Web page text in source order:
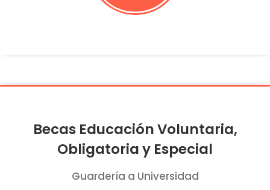
Becas Educación Voluntaria,
Obligatoria y Especial
Guardería a Universidad